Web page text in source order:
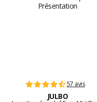
57 avis
JULBO